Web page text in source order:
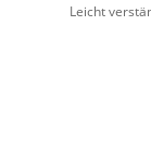
Leicht